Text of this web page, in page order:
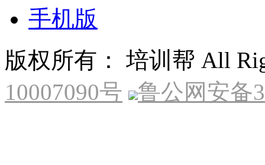
手机版
版权所有： 培训帮 All
10007090号
鲁公网安备